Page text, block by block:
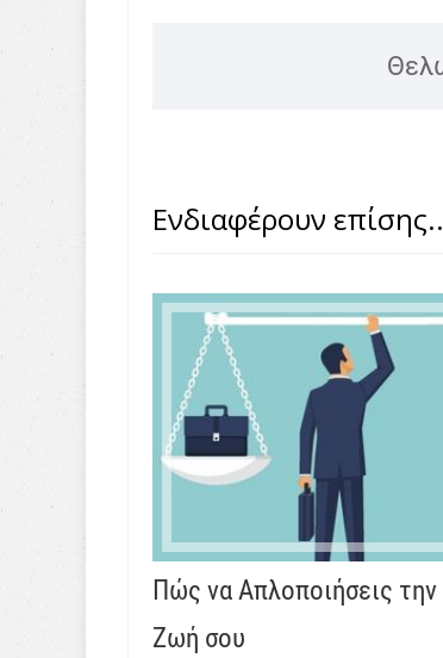
Ενδιαφέρουν
Πώς να Απλοποιήσεις την
Ζωή σου